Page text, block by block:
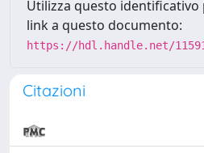
Utilizza questo
link a questo documento:
https://hdl.handle.net/
Citazioni